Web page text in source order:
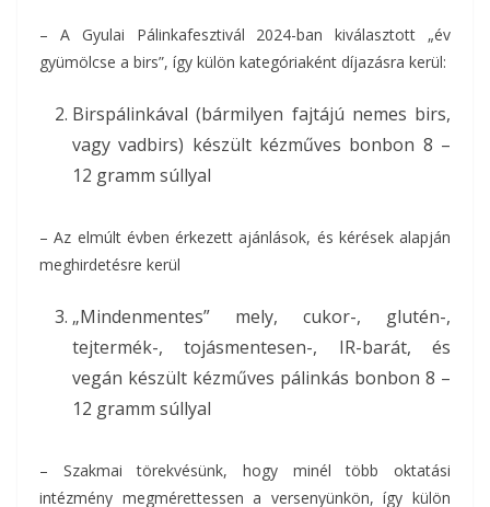
– A Gyulai Pálinkafesztivál 2024-ban kiválasztott „év
gyümölcse a birs”, így külön kategóriaként díjazásra kerül:
Birspálinkával (bármilyen fajtájú nemes birs,
vagy vadbirs) készült kézműves bonbon 8 –
12 gramm súllyal
– Az elmúlt évben érkezett ajánlások, és kérések alapján
meghirdetésre kerül
„Mindenmentes” mely, cukor-, glutén-,
tejtermék-, tojásmentesen-, IR-barát, és
vegán készült kézműves pálinkás bonbon 8 –
12 gramm súllyal
– Szakmai törekvésünk, hogy minél több oktatási
intézmény megmérettessen a versenyünkön, így külön